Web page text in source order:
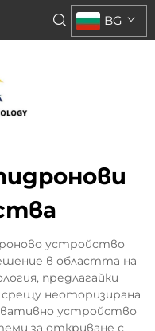
BG
устройство
в областта на
предлагайки
неоторизирана
устройство
за откриване с